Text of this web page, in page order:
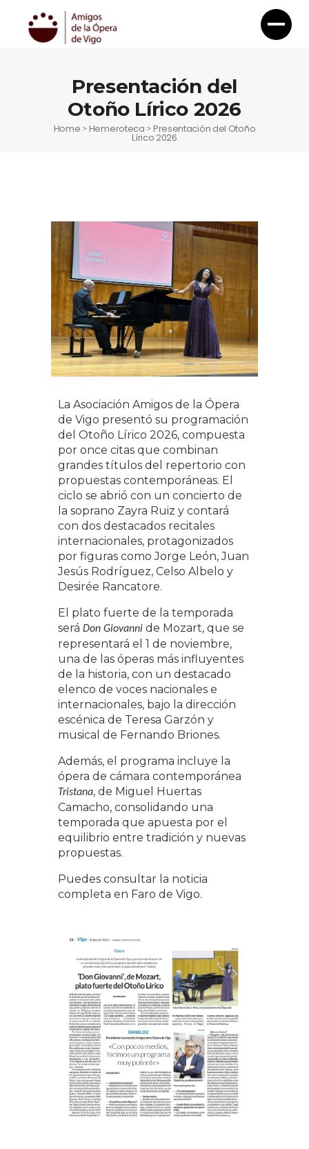
Presentación del
Otoño Lírico 2026
Home >Hemeroteca >Presentación del Otoño
Lírico 2026
La Asociación Amigos de la Ópera
de Vigo presentó su programación
del Otoño Lírico 2026, compuesta
por once citas que combinan
grandes títulos del repertorio con
propuestas contemporáneas. El
ciclo se abrió con un concierto de
la soprano Zayra Ruiz y contará
con dos destacados recitales
internacionales, protagonizados
por figuras como Jorge León, Juan
Jesús Rodríguez, Celso Albelo y
Desirée Rancatore.
El plato fuerte de la temporada
será Don Giovanni de Mozart, que se
representará el 1 de noviembre,
una de las óperas más influyentes
de la historia, con un destacado
elenco de voces nacionales e
internacionales, bajo la dirección
escénica de Teresa Garzón y
musical de Fernando Briones.
Además, el programa incluye la
ópera de cámara contemporánea
Tristana, de Miguel Huertas
Camacho, consolidando una
temporada que apuesta por el
equilibrio entre tradición y nuevas
propuestas.
Puedes consultar la noticia
completa en Faro de Vigo.